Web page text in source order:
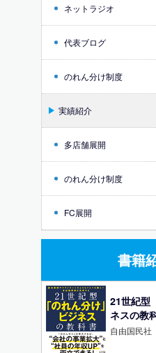
ネットラジオ
代表ブログ
のれん分け制度
実績紹介
多店舗展開
のれん分け制度
FC展開
書籍
21世紀型
ネスの教
自由国民